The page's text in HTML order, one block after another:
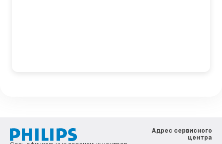
Адрес сервисного
центра